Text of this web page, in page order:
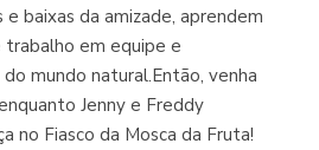
baixas da amizade, aprendem
trabalho em equipe e
mundo natural.Então, venha
Jenny e Freddy
no Fiasco da Mosca da Fruta!